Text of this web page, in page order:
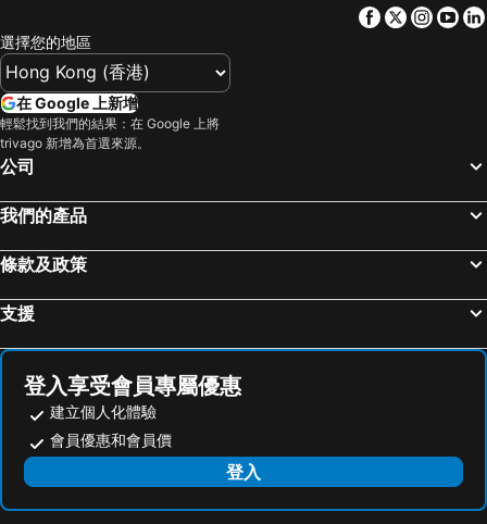
Hotel Ease Access Tsuen Wan
富豪東方酒店 (香港)
旭逸酒店‧旺角
富薈炮台山酒店
長洲華威酒店
Mini Central
香港華大盛品酒店 (貝斯特韋斯特成員酒店)
Harbour Grand Hong Kong
Hyatt Regency Hong Kong, Sha Tin
華麗酒店尖沙咀 (貝斯特韋斯特成員酒店)
Hotel One Eighteen
Hotel Purple Hong Kong
Elysion Place Hotel Causeway Bay
The Park Lane Hong Kong, Autograph Collection
Wan Chai Metro Station
深水埗區
香港迪士尼樂園
羅湖口岸
東門步行街
越秀區
中環
羅湖口岸
Tsing Yi Metro Station
天河區
九龍城
番禺區
朗豪坊
Causeway Bay Metro Station
荔灣區
世界之窗
Facebook
Twitter
選擇您的地區
在 Google 上新增
輕鬆找到我們的結果：在 Google 上將
trivago 新增為首選來源。
公司
我們的產品
條款及政策
支援
登入享受會員專屬優惠
建立個人化體驗
會員優惠和會員價
登入